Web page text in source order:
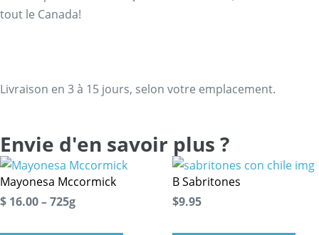
tout le Canada!
Livraison en 3 à 15 jours, selon votre emplacement.
Envie d'en savoir plus ?
Mayonesa Mccormick
$ 16.00 – 725g
B Sabritones
$9.95